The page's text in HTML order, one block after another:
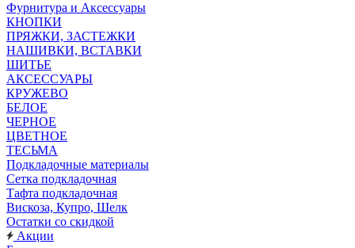
Фурнитура и Аксессуары
КНОПКИ
ПРЯЖКИ, ЗАСТЕЖКИ
НАШИВКИ, ВСТАВКИ
ШИТЬЕ
АКСЕССУАРЫ
КРУЖЕВО
БЕЛОЕ
ЧЕРНОЕ
ЦВЕТНОЕ
ТЕСЬМА
Подкладочные материалы
Сетка подкладочная
Тафта подкладочная
Вискоза, Купро, Шелк
Остатки со скидкой
Акции